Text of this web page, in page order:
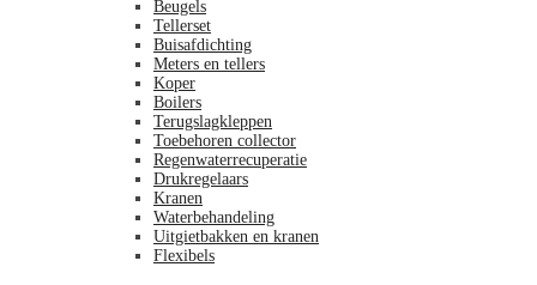
Beugels
Tellerset
Buisafdichting
Meters en tellers
Koper
Boilers
Terugslagkleppen
Toebehoren collector
Regenwaterrecuperatie
Drukregelaars
Kranen
Waterbehandeling
Uitgietbakken en kranen
Flexibels